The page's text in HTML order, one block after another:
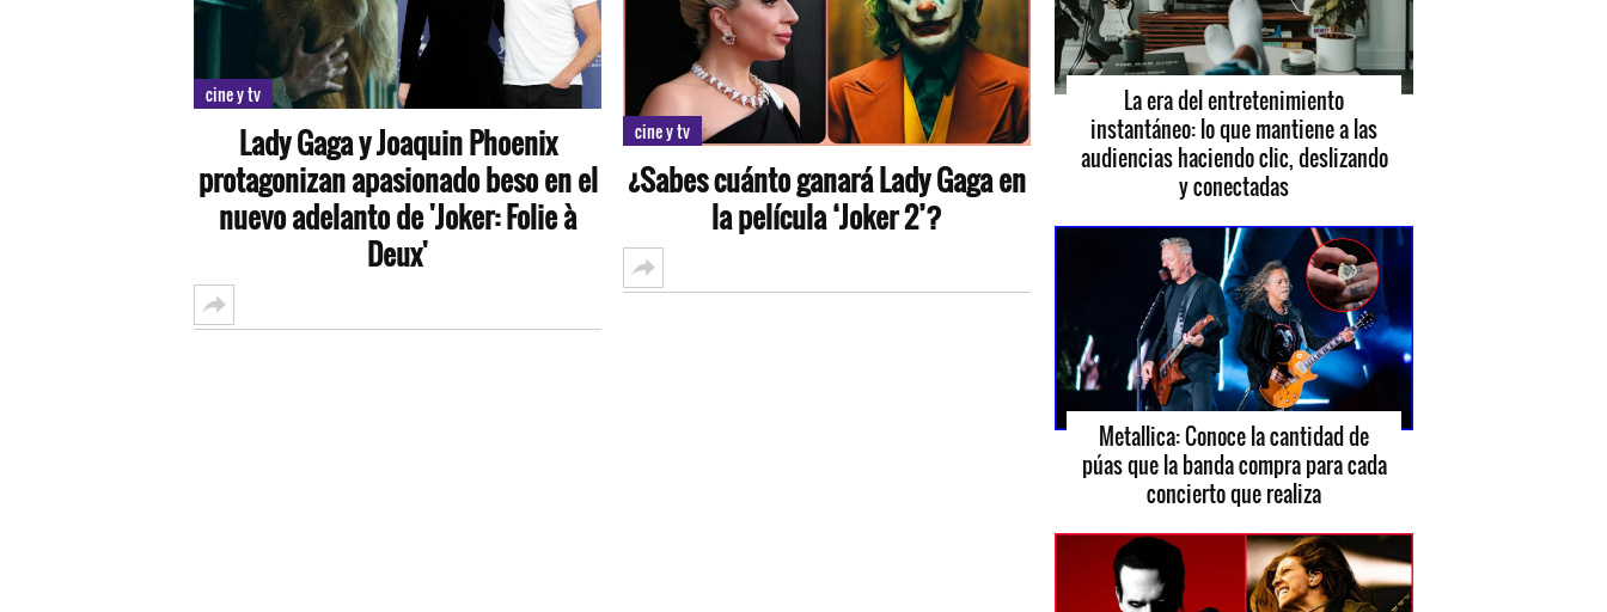
cine y tv
Lady Gaga y Joaquin Phoenix
protagonizan apasionado beso en el
nuevo adelanto de 'Joker: Folie à
Deux'
cine y tv
¿Sabes cuánto ganará Lady Gaga en
la película ‘Joker 2’?
La era del entretenimiento
instantáneo: lo que mantiene a las
audiencias haciendo clic, deslizando
y conectadas
Metallica: Conoce la cantidad de
púas que la banda compra para cada
concierto que realiza